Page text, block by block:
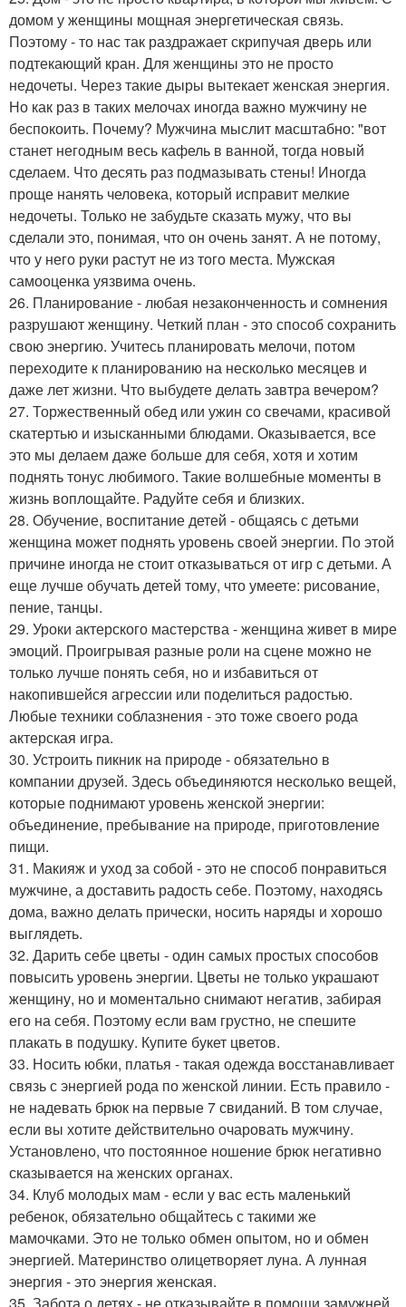
домом у женщины мощная энергетическая связь.
Поэтому - то нас так раздражает скрипучая дверь или
подтекающий кран. Для женщины это не просто
недочеты. Через такие дыры вытекает женская энергия.
Но как раз в таких мелочах иногда важно мужчину не
беспокоить. Почему? Мужчина мыслит масштабно: "вот
станет негодным весь кафель в ванной, тогда новый
сделаем. Что десять раз подмазывать стены! Иногда
проще нанять человека, который исправит мелкие
недочеты. Только не забудьте сказать мужу, что вы
сделали это, понимая, что он очень занят. А не потому,
что у него руки растут не из того места. Мужская
самооценка уязвима очень.
26. Планирование - любая незаконченность и сомнения
разрушают женщину. Четкий план - это способ сохранить
свою энергию. Учитесь планировать мелочи, потом
переходите к планированию на несколько месяцев и
даже лет жизни. Что выбудете делать завтра вечером?
27. Торжественный обед или ужин со свечами, красивой
скатертью и изысканными блюдами. Оказывается, все
это мы делаем даже больше для себя, хотя и хотим
поднять тонус любимого. Такие волшебные моменты в
жизнь воплощайте. Радуйте себя и близких.
28. Обучение, воспитание детей - общаясь с детьми
женщина может поднять уровень своей энергии. По этой
причине иногда не стоит отказываться от игр с детьми. А
еще лучше обучать детей тому, что умеете: рисование,
пение, танцы.
29. Уроки актерского мастерства - женщина живет в мире
эмоций. Проигрывая разные роли на сцене можно не
только лучше понять себя, но и избавиться от
накопившейся агрессии или поделиться радостью.
Любые техники соблазнения - это тоже своего рода
актерская игра.
30. Устроить пикник на природе - обязательно в
компании друзей. Здесь объединяются несколько вещей,
которые поднимают уровень женской энергии:
объединение, пребывание на природе, приготовление
пищи.
31. Макияж и уход за собой - это не способ понравиться
мужчине, а доставить радость себе. Поэтому, находясь
дома, важно делать прически, носить наряды и хорошо
выглядеть.
32. Дарить себе цветы - один самых простых способов
повысить уровень энергии. Цветы не только украшают
женщину, но и моментально снимают негатив, забирая
его на себя. Поэтому если вам грустно, не спешите
плакать в подушку. Купите букет цветов.
33. Носить юбки, платья - такая одежда восстанавливает
связь с энергией рода по женской линии. Есть правило -
не надевать брюк на первые 7 свиданий. В том случае,
если вы хотите действительно очаровать мужчину.
Установлено, что постоянное ношение брюк негативно
сказывается на женских органах.
34. Клуб молодых мам - если у вас есть маленький
ребенок, обязательно общайтесь с такими же
мамочками. Это не только обмен опытом, но и обмен
энергией. Материнство олицетворяет луна. А лунная
энергия - это энергия женская.